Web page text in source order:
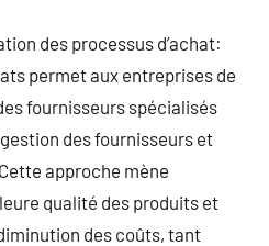
des processus d’achat:
permet aux entreprises de
fournisseurs spécialisés
des fournisseurs et
approche mène
qualité des produits et
des coûts, tant